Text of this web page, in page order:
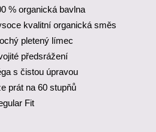
% organická bavlna
kvalitní organická směs
pletený límec
předsrážení
s čistou úpravou
prát na 60 stupňů
Fit